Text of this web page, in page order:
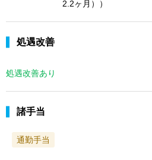
2.2ヶ月））
処遇改善
処遇改善あり
諸手当
通勤手当